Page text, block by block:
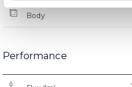
Body
Performance